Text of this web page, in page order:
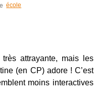
école
très attrayante, mais les
(en CP) adore ! C’est
moins interactives